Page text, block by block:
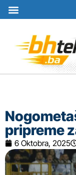
pripreme
6 Oktobra, 2025